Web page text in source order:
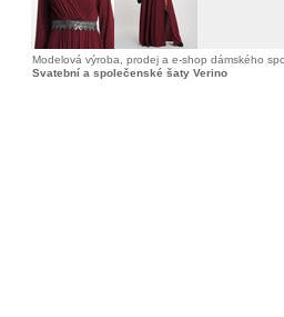
Modelová výroba, prodej a e-shop dámského
Svatební a společenské šaty Verino